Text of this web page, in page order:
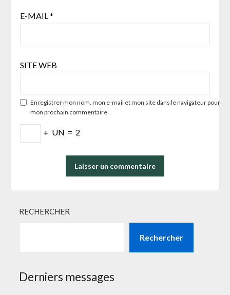
E-MAIL*
SITE WEB
Enregistrer mon nom, mon e-mail et mon site dans le navigateur pour
mon prochain commentaire.
+ UN = 2
RECHERCHER
Rechercher
Derniers messages